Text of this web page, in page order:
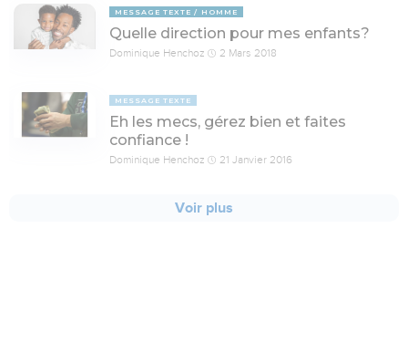
MESSAGE TEXTE HOMME
Quelle direction pour mes enfants?
Dominique Henchoz 2 Mars 2018
MESSAGE TEXTE
Eh les mecs, gérez bien et faites
confiance !
Dominique Henchoz 21 Janvier 2016
Voir plus